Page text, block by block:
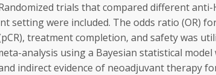
trials that compared different anti-
setting were included. The odds ratio (OR)
treatment completion, and safety was
analysis using a Bayesian statistical
indirect evidence of neoadjuvant therapy